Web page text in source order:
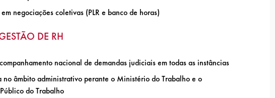
negociações coletivas (PLR e banco de horas)
DE RH
nacional de demandas judiciais em todas as instâncias
no âmbito administrativo perante o Ministério do Trabalho e o
do Trabalho